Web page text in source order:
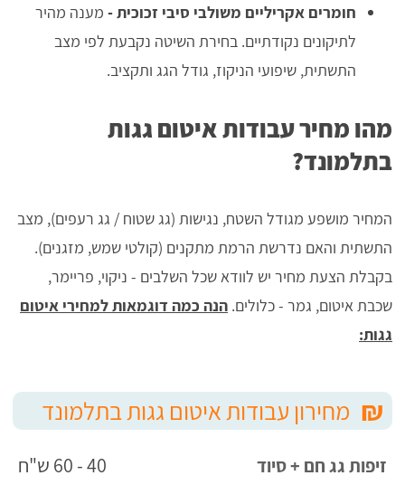
חומרים אקריליים משולבי סיבי זכוכית- מענה מהיר
לתיקונים נקודתיים. בחירת השיטה נקבעת לפי מצב
התשתית, שיפועי הניקוז, גודל הגג ותקציב.
מהו מחיר עבודות איטום גגות
בתלמונד?
המחיר מושפע מגודל השטח, נגישות (גג שטוח / גג רעפים), מצב
התשתית והאם נדרשת הרמת מתקנים (קולטי שמש, מזגנים).
בקבלת הצעת מחיר יש לוודא שכל השלבים - ניקוי, פריימר,
שכבת איטום, גמר - כלולים. הנה כמה דוגמאות למחירי איטום
גגות:
₪ מחירון עבודות איטום גגות בתלמונד
זיפות גג חם + סיוד 40 - 60 ש"ח